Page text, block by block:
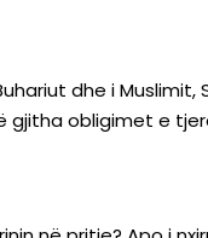
dhe i
gjitha obligimet e